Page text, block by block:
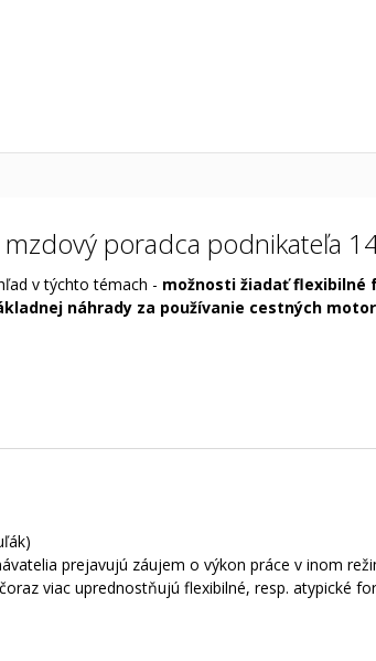
mzdový poradca podnikateľa
v týchto témach - možnosti žiadať flexibilné
náhrady za používanie cestných
prejavujú záujem o výkon práce v inom
viac uprednostňujú flexibilné, resp. atypické